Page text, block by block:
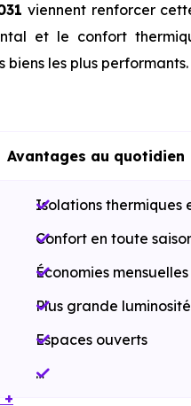
viennent renforcer
et le confort
les plus performants.
Avantages au quotidien
Isolations thermiques
Confort en toute
Économies
Plus grande luminosité
Espaces ouverts
…
+